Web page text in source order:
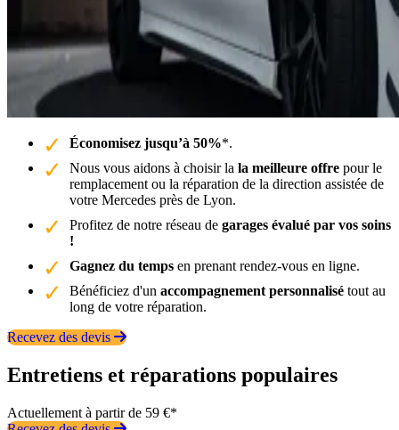
Économisez jusqu’à 50%*.
Nous vous aidons à choisir la la meilleure offre pour le
remplacement ou la réparation de la direction assistée de
votre Mercedes près de Lyon.
Profitez de notre réseau de garages évalué par vos soins
!
Gagnez du temps en prenant rendez-vous en ligne.
Bénéficiez d'un accompagnement personnalisé tout au
long de votre réparation.
Recevez des devis
Entretiens et réparations populaires
Actuellement à partir de 59 €*